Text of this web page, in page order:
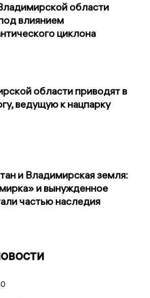
области
влиянием
циклона
области приводят в
ведущую к нацпарку
и Владимирская земля:
и вынужденное
частью наследия